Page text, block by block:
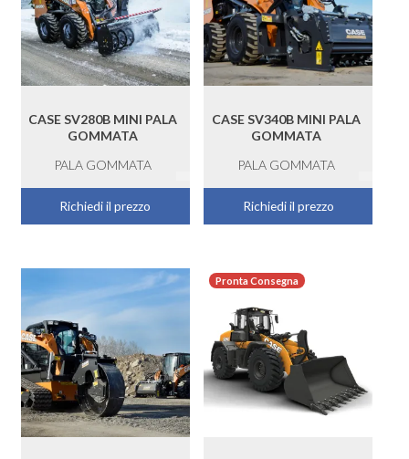
CASE SV280B MINI PALA
GOMMATA
PALA GOMMATA
Richiedi il prezzo
CASE SV340B MINI PALA
GOMMATA
PALA GOMMATA
Richiedi il prezzo
Pronta Consegna